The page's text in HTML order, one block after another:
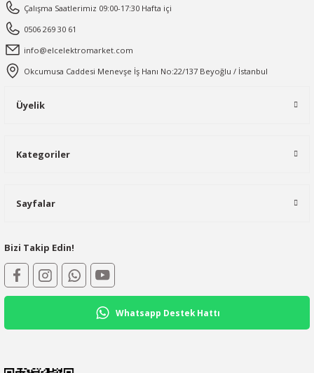
Çalışma Saatlerimiz 09:00-17:30 Hafta içi
0506 269 30 61
info@elcelektromarket.com
Okcumusa Caddesi Menevşe İş Hanı No:22/137 Beyoğlu / İstanbul
Üyelik
Kategoriler
Sayfalar
Bizi Takip Edin!
Whatsapp Destek Hattı